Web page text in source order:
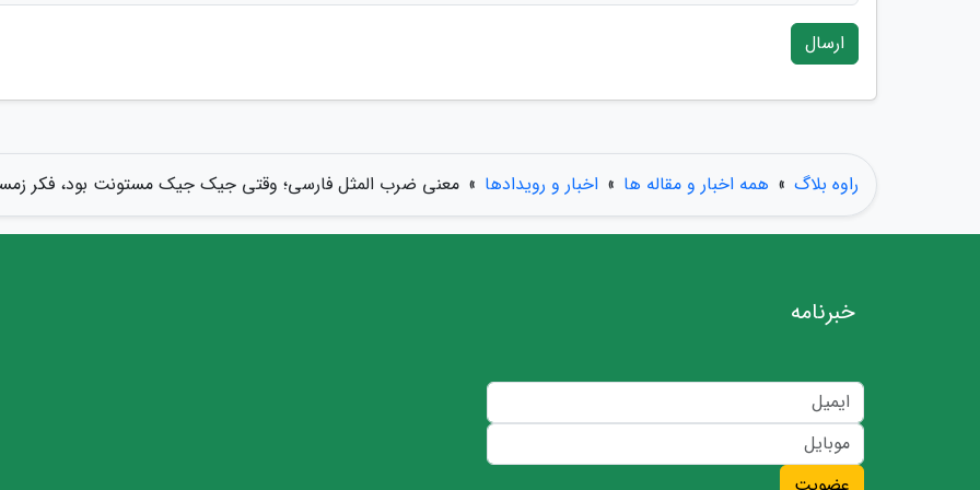
ارسال
راوه بلاگ » همه اخبار و مقاله ها » اخبار و رویدادها » معنی ضرب المثل فارسی؛ وقتی جیک جیک مستونت بود، فکر
خبرنامه